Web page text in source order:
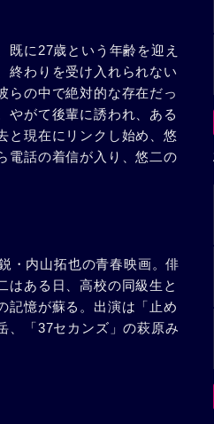
既に27歳という年齢を迎え
終わりを受け入れられない
らの中で絶対的な存在だっ
やがて後輩に誘われ、ある
と現在にリンクし始め、悠
電話の着信が入り、悠二の
・内山拓也の青春映画。俳
はある日、高校の同級生と
記憶が蘇る。出演は「止め
、「37セカンズ」の萩原み